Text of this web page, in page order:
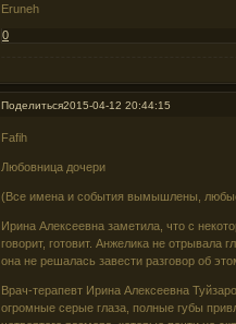
Eruneh
0
Поделиться2015-04-12 20:44:15
Fafih
Любовница дочери
(Все имена и события вымышлены,
Ирина Алексеевна заметила, что с
говорит, готовит. Анжелика не отрывала
она не решалась завести разговор об
Врач-терапевт Ирина Алексеевна
огромные серые глаза, полные губы